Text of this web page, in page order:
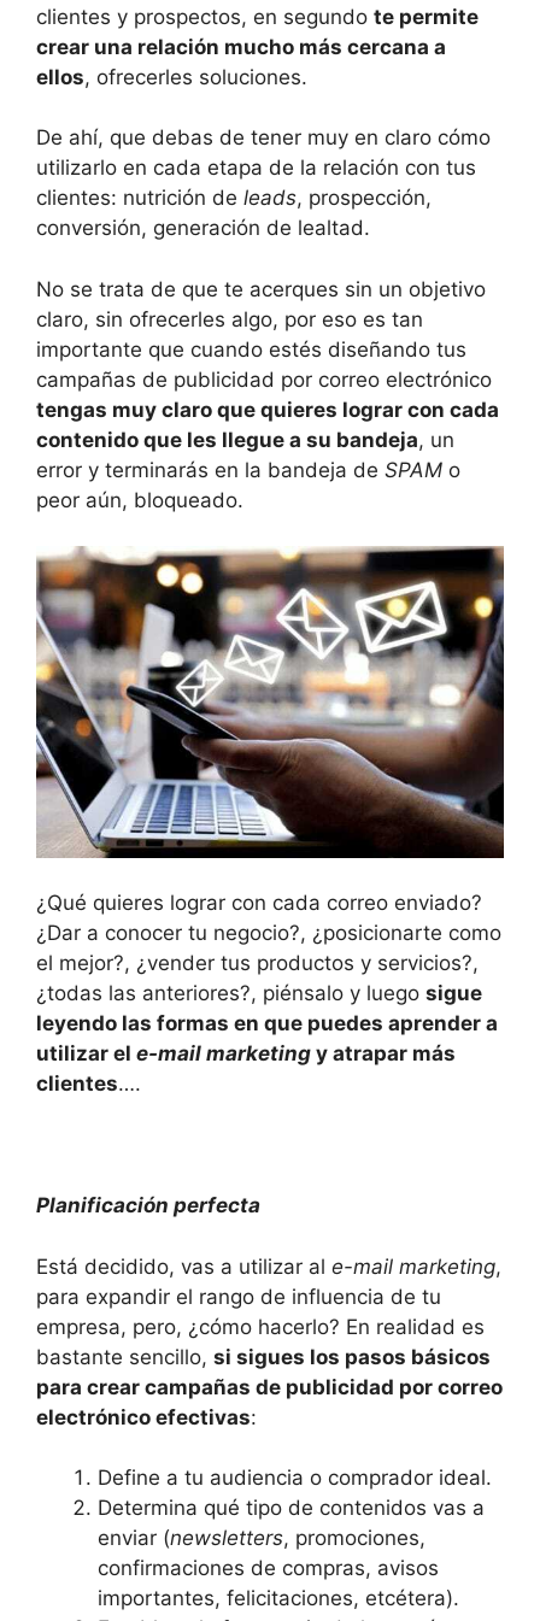
clientes y prospectos, en segundo te permite
crear una relación mucho más cercana a
ellos, ofrecerles soluciones.
De ahí, que debas de tener muy en claro cómo
utilizarlo en cada etapa de la relación con tus
clientes: nutrición de leads, prospección,
conversión, generación de lealtad.
No se trata de que te acerques sin un objetivo
claro, sin ofrecerles algo, por eso es tan
importante que cuando estés diseñando tus
campañas de publicidad por correo electrónico
tengas muy claro que quieres lograr con cada
contenido que les llegue a su bandeja, un
error y terminarás en la bandeja de SPAM o
peor aún, bloqueado.
¿Qué quieres lograr con cada correo enviado?
¿Dar a conocer tu negocio?, ¿posicionarte como
el mejor?, ¿vender tus productos y servicios?,
¿todas las anteriores?, piénsalo y luego sigue
leyendo las formas en que puedes aprender a
utilizar el e-mail marketing y atrapar más
clientes….
Planificación perfecta
Está decidido, vas a utilizar al e-mail marketing,
para expandir el rango de influencia de tu
empresa, pero, ¿cómo hacerlo? En realidad es
bastante sencillo, si sigues los pasos básicos
para crear campañas de publicidad por correo
electrónico efectivas:
Define a tu audiencia o comprador ideal.
Determina qué tipo de contenidos vas a
enviar (newsletters, promociones,
confirmaciones de compras, avisos
importantes, felicitaciones, etcétera).